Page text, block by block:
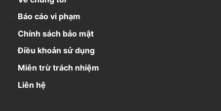
Báo cáo vi phạm
Chính sách bảo mật
Điều khoản sử dụng
Miễn trừ trách nhiệm
Liên hệ